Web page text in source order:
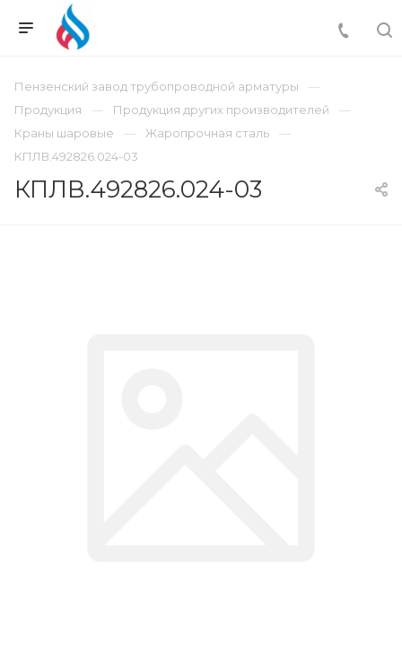
Пензенский завод трубопроводной арматуры
Продукция
Продукция других производителей
Краны шаровые
Жаропрочная сталь
КПЛВ.492826.024-03
КПЛВ.492826.024-03